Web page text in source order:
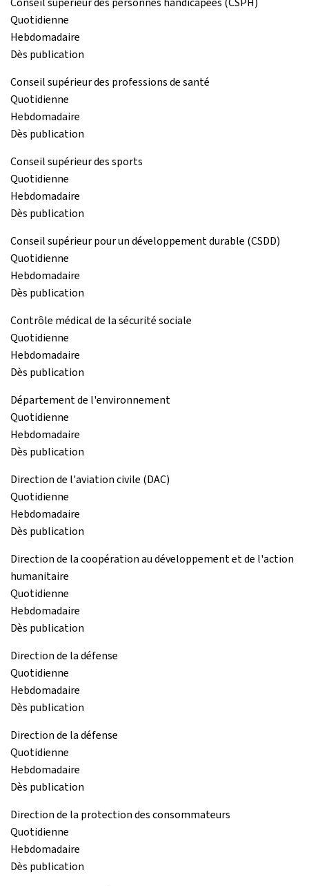
Quotidienne
Hebdomadaire
Dès publication
Conseil supérieur des professions de santé
Quotidienne
Hebdomadaire
Dès publication
Conseil supérieur des sports
Quotidienne
Hebdomadaire
Dès publication
Conseil supérieur pour un développement durable (CSDD)
Quotidienne
Hebdomadaire
Dès publication
Contrôle médical de la sécurité sociale
Quotidienne
Hebdomadaire
Dès publication
Département de l'environnement
Quotidienne
Hebdomadaire
Dès publication
Direction de l'aviation civile (DAC)
Quotidienne
Hebdomadaire
Dès publication
Direction de la coopération au développement et de l'action
humanitaire
Quotidienne
Hebdomadaire
Dès publication
Direction de la défense
Quotidienne
Hebdomadaire
Dès publication
Direction de la défense
Quotidienne
Hebdomadaire
Dès publication
Direction de la protection des consommateurs
Quotidienne
Hebdomadaire
Dès publication